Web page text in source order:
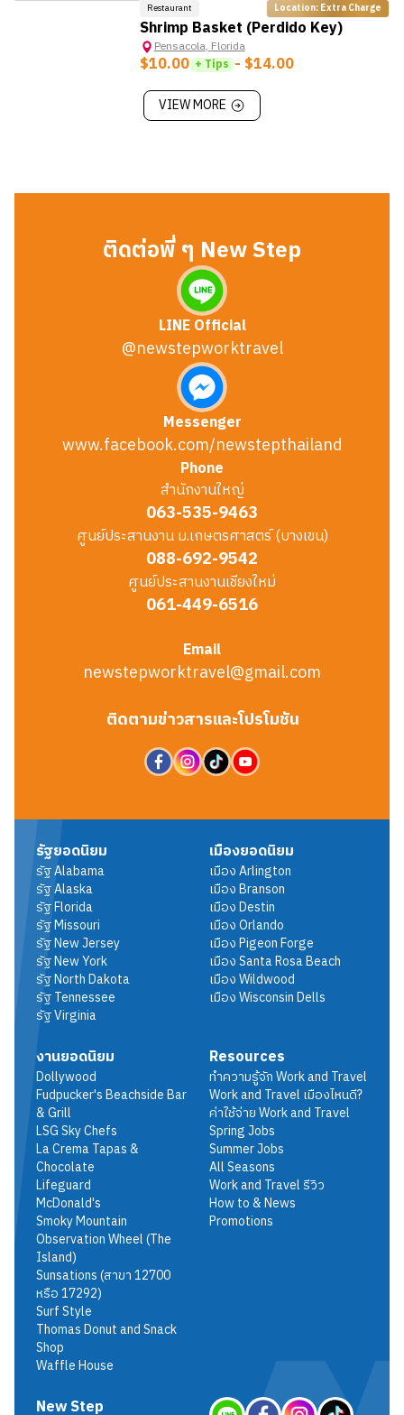
Restaurant Location: Extra Charge
Shrimp Basket (Perdido Key)
Pensacola,Florida
$10.00 + Tips - $14.00
VIEW MORE
ติดต่อพี่ ๆ New Step
Messenger
www.facebook.com/newstepthailand
LINE Official
@newstepworktravel
Phone
สำนักงานใหญ่
063-535-9463
ศูนย์ประสานงาน ม.เกษตรศาสตร์ (บางเขน)
088-692-9542
ศูนย์ประสานงานเชียงใหม่
061-449-6516
Email
newstepworktravel@gmail.com
ติดตามข่าวสารและโปรโมชัน
รัฐยอดนิยม
รัฐAlabama
รัฐAlaska
รัฐFlorida
รัฐMissouri
รัฐNew Jersey
รัฐNew York
รัฐNorth Dakota
รัฐTennessee
รัฐVirginia
เมืองยอดนิยม
เมืองArlington
เมืองBranson
เมืองDestin
เมืองOrlando
เมืองPigeon Forge
เมืองSanta Rosa Beach
เมืองWildwood
เมืองWisconsin Dells
งานยอดนิยม
Dollywood
Fudpucker's Beachside Bar
& Grill
LSG Sky Chefs
La Crema Tapas &
Chocolate
Lifeguard
McDonald's
Smoky Mountain
Observation Wheel (The
Island)
Sunsations (สาขา 12700
หรือ 17292)
Surf Style
Thomas Donut and Snack
Shop
Waffle House
Resources
ทำความรู้จัก Work and Travel
Work and Travel เมืองไหนดี?
ค่าใช้จ่าย Work and Travel
Spring Jobs
Summer Jobs
All Seasons
Work and Travel รีวิว
How to & News
Promotions
New Step